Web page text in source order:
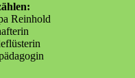
Reinhold